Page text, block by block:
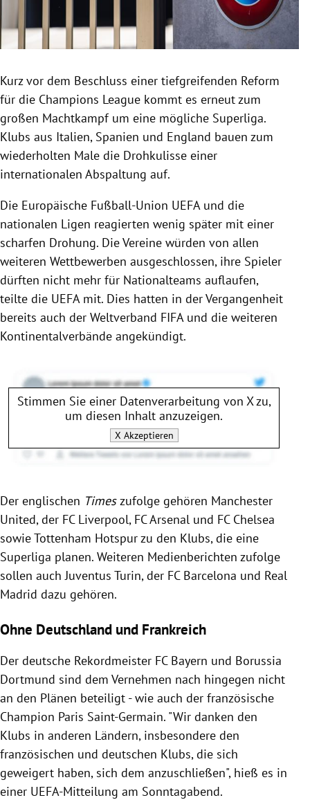
Untermenü
Untermenü
Untermenü
Kurz vor dem Beschluss einer tiefgreifenden Reform
für die Champions League kommt es erneut zum
großen Machtkampf um eine mögliche Superliga.
Klubs aus Italien, Spanien und England bauen zum
wiederholten Male die Drohkulisse einer
internationalen Abspaltung auf.
Die Europäische Fußball-Union UEFA und die
nationalen Ligen reagierten wenig später mit einer
scharfen Drohung. Die Vereine würden von allen
weiteren Wettbewerben ausgeschlossen, ihre Spieler
dürften nicht mehr für Nationalteams auflaufen,
teilte die UEFA mit. Dies hatten in der Vergangenheit
bereits auch der Weltverband FIFA und die weiteren
Kontinentalverbände angekündigt.
Stimmen Sie einer Datenverarbeitung von Xzu,
um diesen Inhalt anzuzeigen.
X Akzeptieren
Der englischen Timeszufolge gehören Manchester
United, der FC Liverpool, FC Arsenal und FC Chelsea
sowie Tottenham Hotspur zu den Klubs, die eine
Superliga planen. Weiteren Medienberichten zufolge
sollen auch Juventus Turin, der FC Barcelona und Real
Madrid dazu gehören.
Ohne Deutschland und Frankreich
Der deutsche Rekordmeister FC Bayern und Borussia
Dortmund sind dem Vernehmen nach hingegen nicht
an den Plänen beteiligt - wie auch der französische
Champion Paris Saint-Germain. "Wir danken den
Klubs in anderen Ländern, insbesondere den
französischen und deutschen Klubs, die sich
geweigert haben, sich dem anzuschließen", hieß es in
einer UEFA-Mitteilung am Sonntagabend.